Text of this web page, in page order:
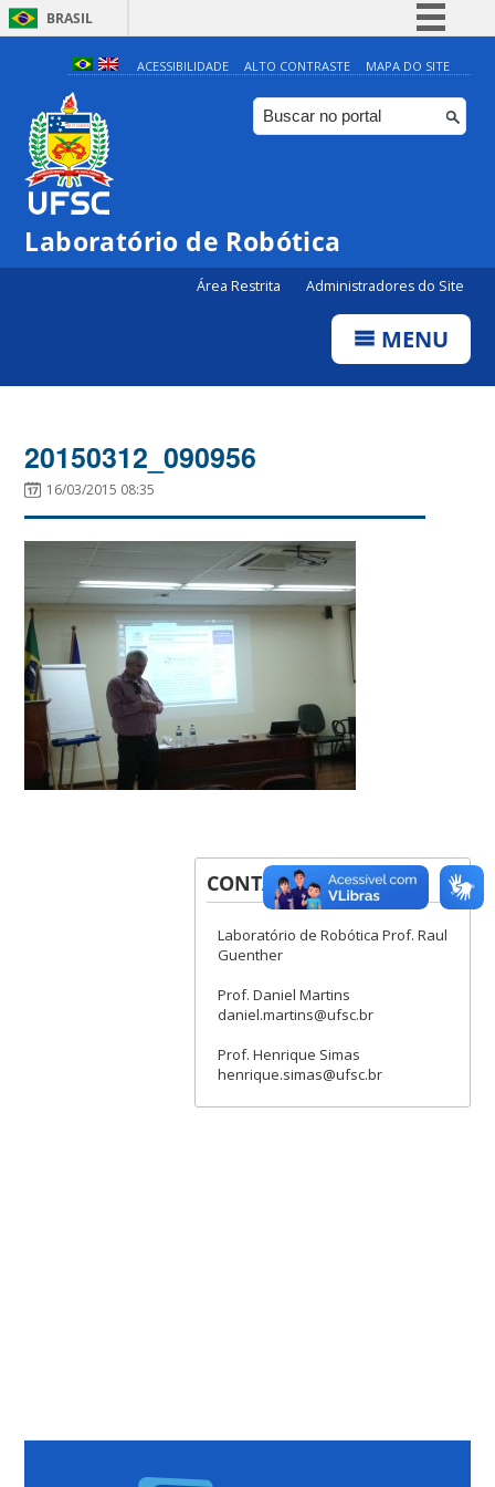
BRASIL
Simplifique!
Comunica BR
Participe
Canais
ACESSIBILIDADE ALTO CONTRASTE MAPA DO SITE
Laboratório de Robótica
Área Restrita Administradores do Site
MENU
20150312_090956
16/03/2015 08:35
CONTATOS
Laboratório de Robótica Prof. Raul
Guenther
Prof. Daniel Martins
daniel.martins@ufsc.br
Prof. Henrique Simas
henrique.simas@ufsc.br